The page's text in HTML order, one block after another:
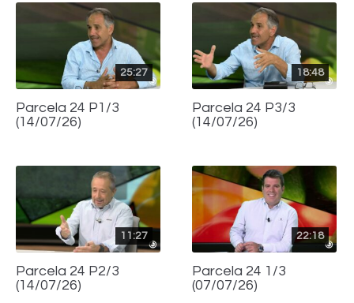
25:27
Parcela 24 P1/3
(14/07/26)
18:48
Parcela 24 P3/3
(14/07/26)
11:27
Parcela 24 P2/3
(14/07/26)
22:18
Parcela 24 1/3
(07/07/26)